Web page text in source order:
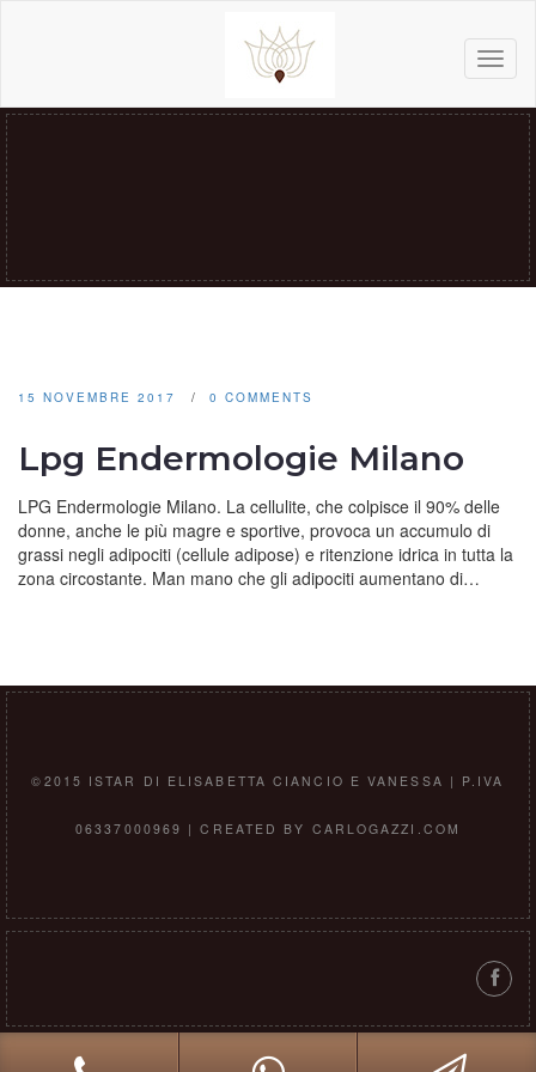
15 NOVEMBRE 2017 0 COMMENTS
Lpg Endermologie Milano
LPG Endermologie Milano. La cellulite, che colpisce il 90% delle
donne, anche le più magre e sportive, provoca un accumulo di
grassi negli adipociti (cellule adipose) e ritenzione idrica in tutta la
zona circostante. Man mano che gli adipociti aumentano di…
©2015 ISTAR DI ELISABETTA CIANCIO E VANESSA | P.IVA
06337000969 | CREATED BY CARLOGAZZI.COM